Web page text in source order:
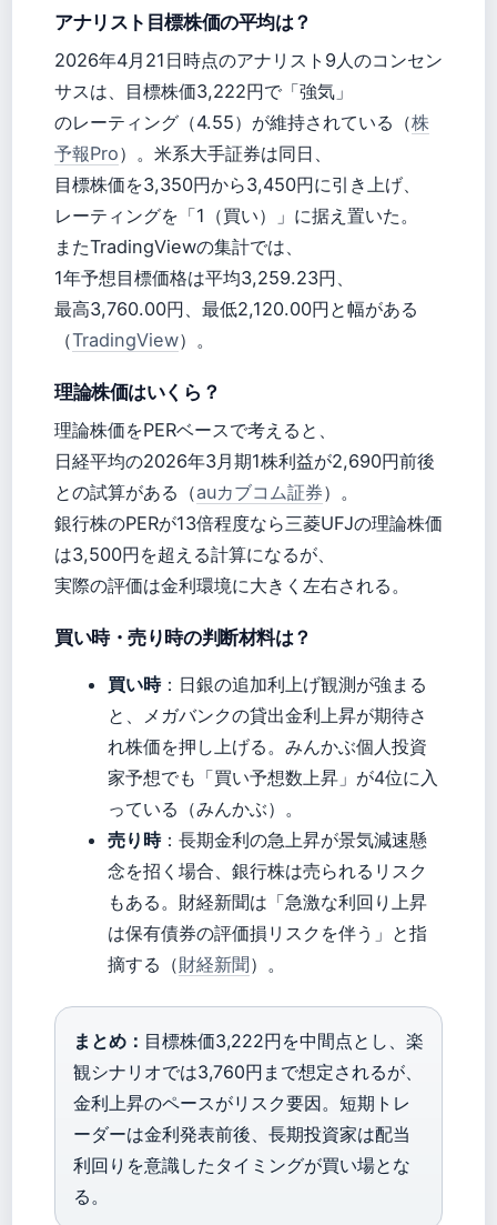
アナリスト目標株価の平均は？
2026年4月21日時点のアナリスト9人のコンセン
サスは、目標株価3,222円で「強気」
のレーティング（4.55）が維持されている（株
予報Pro）。米系大手証券は同日、
目標株価を3,350円から3,450円に引き上げ、
レーティングを「1（買い）」に据え置いた。
またTradingViewの集計では、
1年予想目標価格は平均3,259.23円、
最高3,760.00円、最低2,120.00円と幅がある
（TradingView）。
理論株価はいくら？
理論株価をPERベースで考えると、
日経平均の2026年3月期1株利益が2,690円前後
との試算がある（auカブコム証券）。
銀行株のPERが13倍程度なら三菱UFJの理論株価
は3,500円を超える計算になるが、
実際の評価は金利環境に大きく左右される。
買い時・売り時の判断材料は？
買い時：日銀の追加利上げ観測が強まる
と、メガバンクの貸出金利上昇が期待さ
れ株価を押し上げる。みんかぶ個人投資
家予想でも「買い予想数上昇」が4位に入
っている（みんかぶ）。
売り時：長期金利の急上昇が景気減速懸
念を招く場合、銀行株は売られるリスク
もある。財経新聞は「急激な利回り上昇
は保有債券の評価損リスクを伴う」と指
摘する（財経新聞 ）。
まとめ： 目標株価3,222円を中間点とし、楽
観シナリオでは3,760円まで想定されるが、
金利上昇のペースがリスク要因。短期トレ
ーダーは金利発表前後、長期投資家は配当
利回りを意識したタイミングが買い場とな
る。